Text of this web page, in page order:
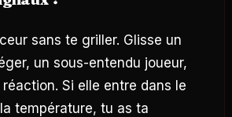
sans te griller. Glisse un
un sous-entendu joueur,
Si elle entre dans le
température, tu as ta